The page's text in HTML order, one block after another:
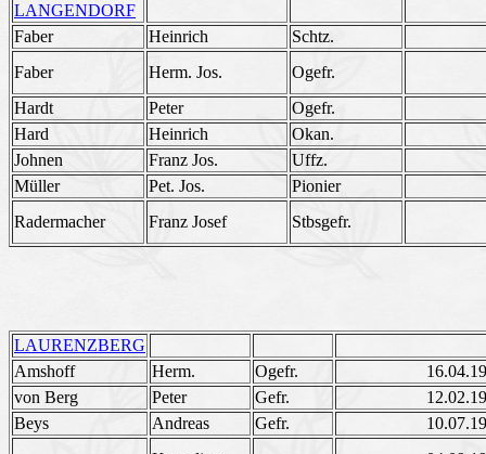
LANGENDORF
Faber
Heinrich
Schtz.
Faber
Herm. Jos.
Ogefr.
Hardt
Peter
Ogefr.
Hard
Heinrich
Okan.
Johnen
Franz Jos.
Uffz.
Müller
Pet. Jos.
Pionier
Radermacher
Franz Josef Stbsgefr.
LAURENZBERG
Amshoff
Herm. Ogefr.
von Berg
Peter Gefr.
Beys
Andreas Gefr.